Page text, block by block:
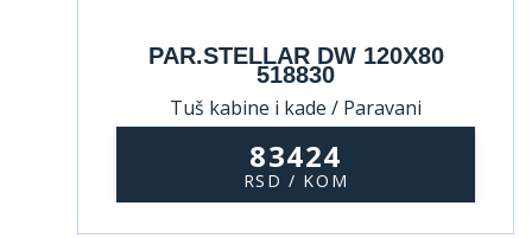
PAR.STELLAR DW 120X80
518830
Tuš kabine i kade / Paravani
83424
RSD / KOM